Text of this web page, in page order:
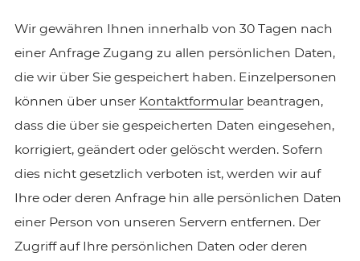
Wir gewähren Ihnen innerhalb von 30 Tagen nach
einer Anfrage Zugang zu allen persönlichen Daten,
die wir über Sie gespeichert haben. Einzelpersonen
können über unser Kontaktformularbeantragen,
dass die über sie gespeicherten Daten eingesehen,
korrigiert, geändert oder gelöscht werden. Sofern
dies nicht gesetzlich verboten ist, werden wir auf
Ihre oder deren Anfrage hin alle persönlichen Daten
einer Person von unseren Servern entfernen. Der
Zugriff auf Ihre persönlichen Daten oder deren